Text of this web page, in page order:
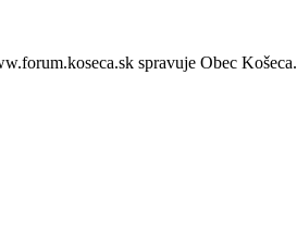
spravuje Obec Košeca.